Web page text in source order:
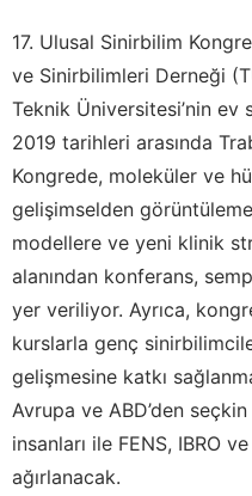
17. Ulusal Sinirbilim
ve Sinirbilimleri Derneği
Teknik Üniversitesi’nin
2019 tarihleri arasında
Kongrede, moleküler ve
gelişimselden
modellere ve yeni klinik
alanından konferans,
yer veriliyor. Ayrıca,
kurslarla genç
gelişmesine katkı
Avrupa ve ABD’den
insanları ile FENS, IBRO
ağırlanacak.